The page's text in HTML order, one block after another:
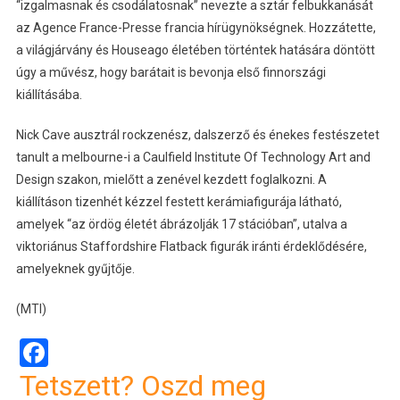
“izgalmasnak és csodálatosnak” nevezte a sztár felbukkanását
az Agence France-Presse francia hírügynökségnek. Hozzátette,
a világjárvány és Houseago életében történtek hatására döntött
úgy a művész, hogy barátait is bevonja első finnországi
kiállításába.
Nick Cave ausztrál rockzenész, dalszerző és énekes festészetet
tanult a melbourne-i a Caulfield Institute Of Technology Art and
Design szakon, mielőtt a zenével kezdett foglalkozni. A
kiállításon tizenhét kézzel festett kerámiafigurája látható,
amelyek “az ördög életét ábrázolják 17 stációban”, utalva a
viktoriánus Staffordshire Flatback figurák iránti érdeklődésére,
amelyeknek gyűjtője.
(MTI)
Facebook
Tetszett? Oszd meg